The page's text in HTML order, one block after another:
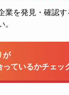
業を発見・確認
が
っているかチェッ